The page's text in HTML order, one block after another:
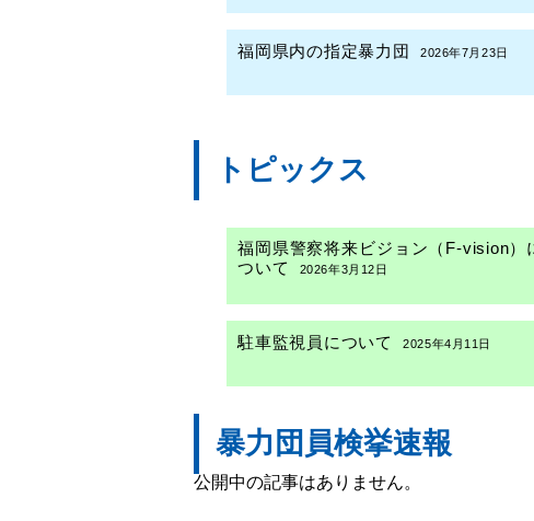
福岡県内の指定暴力団 2026年7月23日
トピックス
福岡県警察将来ビジョン（F-vision）
ついて
2026年3月12日
駐車監視員について2025年4月11日
民間通訳人募集2023年5月24日
暴力団員検挙速報
公開中の記事はありません。